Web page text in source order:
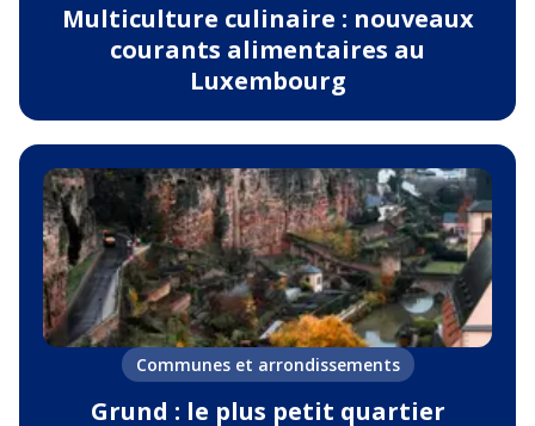
Multiculture culinaire : nouveaux
courants alimentaires au
Luxembourg
Communes et arrondissements
Grund : le plus petit quartier